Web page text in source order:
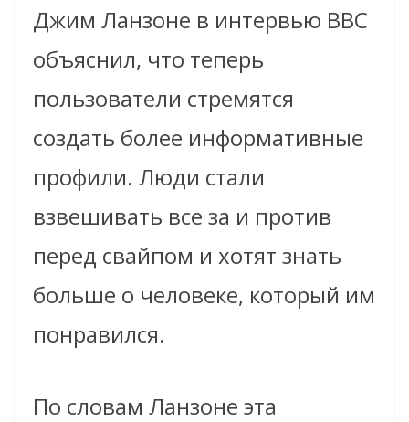
Джим Ланзоне в интервью BBC
объяснил, что теперь
пользователи стремятся
создать более информативные
профили. Люди стали
взвешивать все за и против
перед свайпом и хотят знать
больше о человеке, который им
понравился.
По словам Ланзоне эта